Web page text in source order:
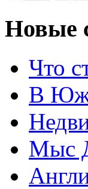
Новые
Что
В
Мыс